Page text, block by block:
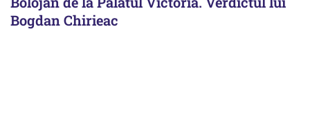
Bogdan Chirieac